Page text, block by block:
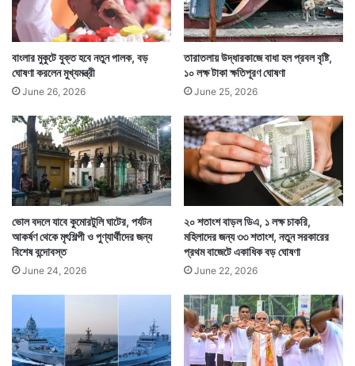
বাংলার মুকুটে যুক্ত হবে নতুন পালক, বড়
ঘোষণা করলেন মুখ্যমন্ত্রী
June 26, 2026
তারাতলায় উদ্ধারকাজে বাধা হল প্রবল বৃষ্টি,
১০ লক্ষ টাকা ক্ষতিপূরণ ঘোষণা
June 25, 2026
ভোল বদলে যাবে কুমোরটুলি ঘাটের, পর্যটন
আকর্ষণ থেকে মৃৎশিল্পী ও পুণ্যার্থীদের জন্য
বিশেষ বন্দোবস্ত
June 24, 2026
২০ শতাংশ বাড়ল ডিএ, ১ লক্ষ চাকরি,
মহিলাদের জন্য ৩৩ শতাংশ, নতুন সরকারের
প্রথম বাজেটে একাধিক বড় ঘোষণা
June 22, 2026